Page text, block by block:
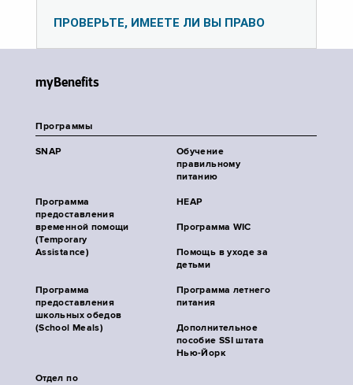
ПРОВЕРЬТЕ, ИМЕЕТЕ ЛИ ВЫ ПРАВО
myBenefits
Программы
SNAP
Обучение
правильному
питанию
Программа
предоставления
временной помощи
(Temporary
Assistance)
HEAP
Программа WIC
Помощь в уходе за
детьми
Программа
предоставления
школьных обедов
(School Meals)
Программа летнего
питания
Дополнительное
пособие SSI штата
Нью-Йорк
Отдел по